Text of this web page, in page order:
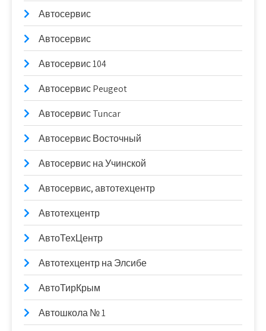
Автосервис
Автосервис
Автосервис 104
Автосервис Peugeot
Автосервис Tuncar
Автосервис Восточный
Автосервис на Учинской
Автосервис, автотехцентр
Автотехцентр
АвтоТехЦентр
Автотехцентр на Элсибе
АвтоТирКрым
Автошкола № 1